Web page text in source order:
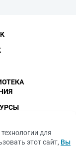
данные
для
этот сайт, Вы